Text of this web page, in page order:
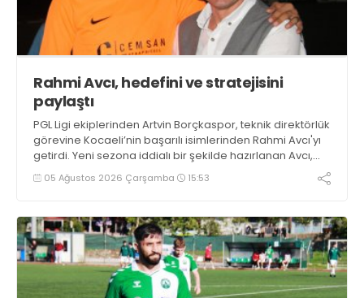
Rahmi Avcı, hedefini ve stratejisini
paylaştı
PGL Ligi ekiplerinden Artvin Borçkaspor, teknik direktörlük
görevine Kocaeli’nin başarılı isimlerinden Rahmi Avcı'yı
getirdi. Yeni sezona iddialı bir şekilde hazırlanan Avcı,
duygularını aktardı.
05 Ağustos 2026 Çarşamba 15:53